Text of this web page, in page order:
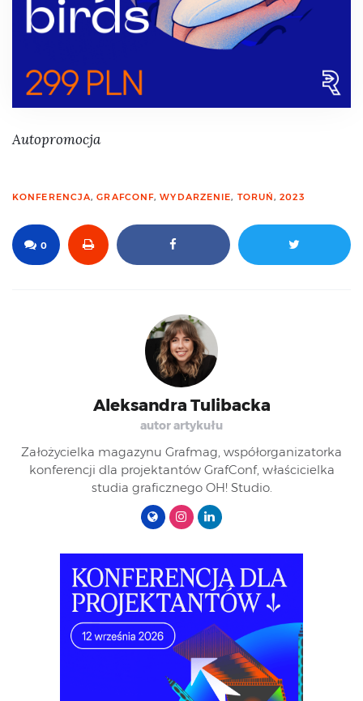
Autopromocja
KONFERENCJA,GRAFCONF,WYDARZENIE, TORUŃ,2023
0
Aleksandra Tulibacka
autor artykułu
Założycielka magazynu Grafmag, współorganizatorka
konferencji dla projektantów GrafConf, właścicielka
studia graficznego OH! Studio.